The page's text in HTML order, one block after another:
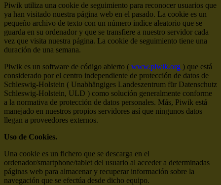
Piwik utiliza una cookie de seguimiento para reconocer usuarios que
ya han visitado nuestra página web en el pasado. La cookie es un
pequeño archivo de texto con un número indice aleatorio que se
guarda en su ordenador y que se transfiere a nuestro servidor cada
vez que visita nuestra página. La cookie de seguimiento tiene una
duración de una semana.
Piwik es un software de código abierto ( www.piwik.org ) que está
considerado por el centro independiente de protección de datos de
Schleswig-Holstein ( Unabhängiges Landeszentrum für Datenschutz
Schleswig-Holstein, ULD ) como solución generalmente conforme
a la normativa de protección de datos personales. Más, Piwik está
manejado en nuestros propios servidores así que ningunos datos
llegan a proveedores externos.
Uso de Cookies.
Una cookie es un fichero que se descarga en el
ordenador/smartphone/tablet del usuario al acceder a determinadas
páginas web para almacenar y recuperar información sobre la
navegación que se efectúa desde dicho equipo.